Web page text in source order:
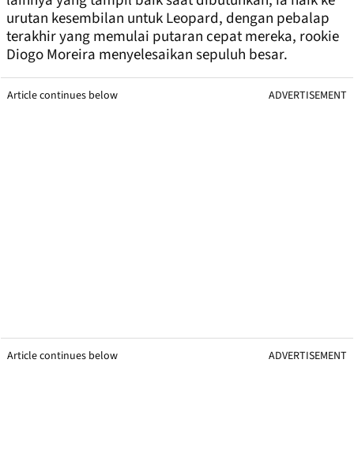
urutan kesembilan untuk Leopard, dengan pebalap
terakhir yang memulai putaran cepat mereka, rookie
Diogo Moreira menyelesaikan sepuluh besar.
Article continues below ADVERTISEMENT
Article continues below ADVERTISEMENT